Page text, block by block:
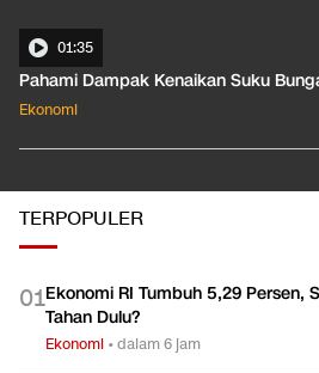
01:35
Pahami Dampak Kenaikan Suku
Ekonomi
TERPOPULER
01Ekonomi RI Tumbuh 5,29 Persen,
Tahan Dulu?
Ekonomi •dalam 6 jam